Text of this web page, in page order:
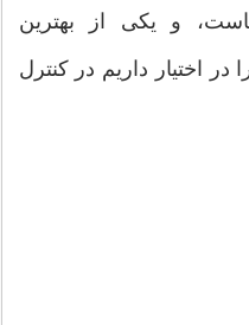
و یکی از بهترین
در اختیار داریم در کنترل